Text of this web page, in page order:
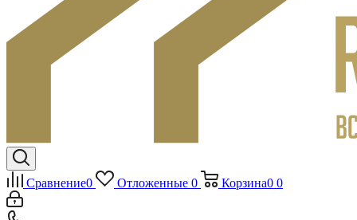
Сравнение0 Отложенные 0 Корзина0 0